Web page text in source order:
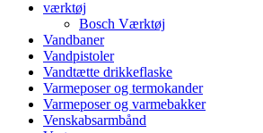
værktøj
Bosch Værktøj
Vandbaner
Vandpistoler
Vandtætte drikkeflaske
Varmeposer og termokander
Varmeposer og varmebakker
Venskabsarmbånd